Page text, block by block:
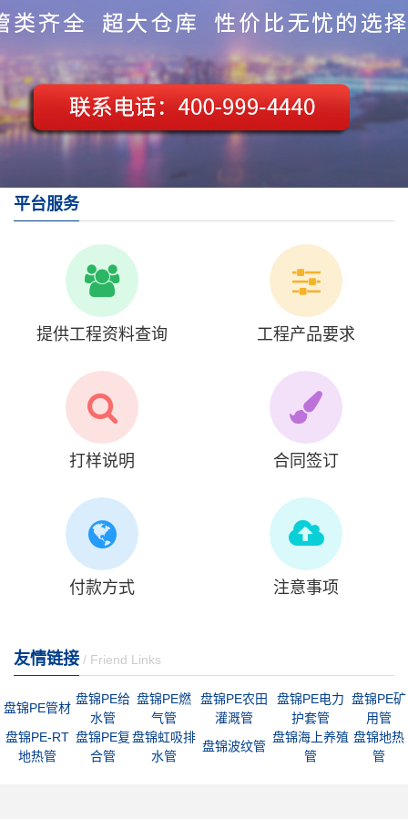
平台服务
提供工程资料查询 工程产品要求
打样说明 合同签订
付款方式 注意事项
友情链接 / Friend Links
盘锦PE管材
盘锦PE给
水管
盘锦PE燃
气管
盘锦PE农田
灌溉管
盘锦PE电力
护套管
盘锦PE矿
用管
盘锦PE-RT
地热管
盘锦PE复
合管
盘锦虹吸排
水管
盘锦波纹管
盘锦海上养殖
管
盘锦地热
管